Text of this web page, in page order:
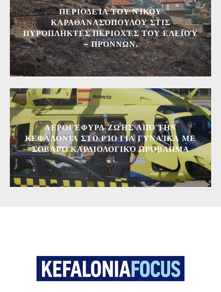
ΠΕΡΙΟΔΕΊΑ ΤΟΥ ΝΊΚΟΥ
ΚΑΡΑΘΑΝΑΣΌΠΟΥΛΟΥ ΣΤΙΣ
ΠΥΡΌΠΛΗΚΤΕΣ ΠΕΡΙΟΧΈΣ ΤΟΥ ΕΛΕΙΟΎ
– ΠΡΌΝΝΩΝ.
ΑΕΡΟΓΈΦΥΡΑ ΖΩΉΣ ΑΠΌ ΤΗΝ
ΚΕΦΑΛΟΝΙΆ ΣΤΟ ΡΊΟ ΓΙΑ ΓΥΝΑΊΚΑ ΜΕ
ΣΟΒΑΡΌ ΚΑΡΔΙΟΛΟΓΙΚΌ ΠΡΌΒΛΗΜΑ